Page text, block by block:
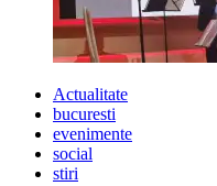
Actualitate
bucuresti
evenimente
social
stiri